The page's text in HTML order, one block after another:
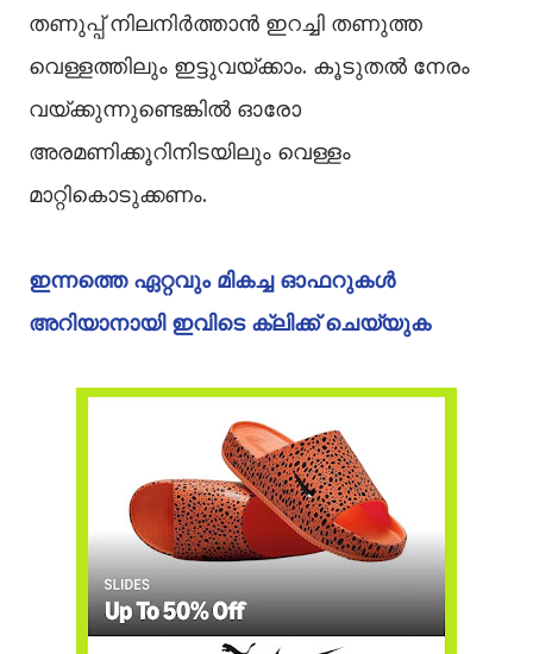
തണുപ്പ് നിലനിർത്താൻ ഇറച്ചി തണുത്ത
വെള്ളത്തിലും ഇട്ടുവയ്ക്കാം. കൂടുതല്‍ നേരം
വയ്ക്കുന്നുണ്ടെങ്കില്‍ ഓരോ
അരമണിക്കൂറിനിടയിലും വെള്ളം
മാറ്റികൊടുക്കണം.
ഇന്നത്തെ ഏറ്റവും മികച്ച ഓഫറുകൾ
അറിയാനായി ഇവിടെ ക്ലിക്ക് ചെയ്യുക